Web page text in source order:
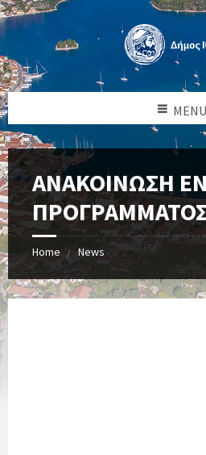
MENU
ΑΝΑΚΟΙΝΩΣΗ
ΠΡΟΓΡΑΜΜΑΤΟΣ
Home News